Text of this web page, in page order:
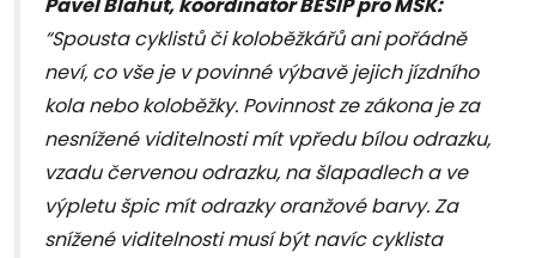
“Spousta cyklistů či koloběžkářů ani pořádně
neví, co vše je v povinné výbavě jejich jízdního
kola nebo koloběžky. Povinnost ze zákona je za
nesnížené viditelnosti mít vpředu bílou odrazku,
vzadu červenou odrazku, na šlapadlech a ve
výpletu špic mít odrazky oranžové barvy. Za
snížené viditelnosti musí být navíc cyklista